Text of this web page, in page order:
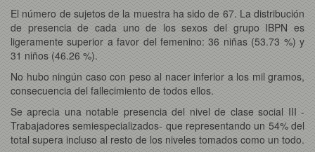
El número de sujetos de la muestra ha sido de 67. La distribución
de presencia de cada uno de los sexos del grupo IBPN es
ligeramente superior a favor del femenino: 36 niñas (53.73 %) y
31 niños (46.26 %).
No hubo ningún caso con peso al nacer inferior a los mil gramos,
consecuencia del fallecimiento de todos ellos.
Se aprecia una notable presencia del nivel de clase social III -
Trabajadores semiespecializados- que representando un 54% del
total supera incluso al resto de los niveles tomados como un todo.